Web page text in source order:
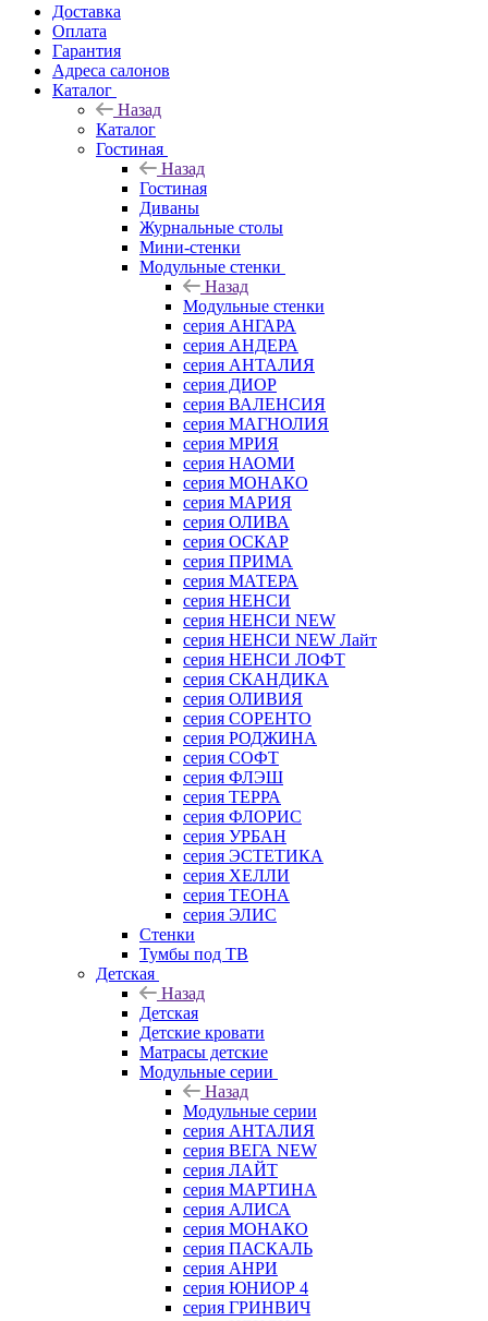
Доставка
Оплата
Гарантия
Адреса салонов
Каталог
Назад
Каталог
Гостиная
Назад
Гостиная
Диваны
Журнальные столы
Мини-стенки
Модульные стенки
Назад
Модульные стенки
серия АНГАРА
серия АНДЕРА
серия АНТАЛИЯ
серия ДИОР
серия ВАЛЕНСИЯ
серия МАГНОЛИЯ
серия МРИЯ
серия НАОМИ
серия МОНАКО
серия МАРИЯ
серия ОЛИВА
серия ОСКАР
серия ПРИМА
серия МАТЕРА
серия НЕНСИ
серия НЕНСИ NEW
серия НЕНСИ NEW Лайт
серия НЕНСИ ЛОФТ
серия СКАНДИКА
серия ОЛИВИЯ
серия СОРЕНТО
серия РОДЖИНА
серия СОФТ
серия ФЛЭШ
серия ТЕРРА
серия ФЛОРИС
серия УРБАН
серия ЭСТЕТИКА
серия ХЕЛЛИ
серия ТЕОНА
серия ЭЛИС
Стенки
Тумбы под ТВ
Детская
Назад
Детская
Детские кровати
Матрасы детские
Модульные серии
Назад
Модульные серии
серия АНТАЛИЯ
серия ВЕГА NEW
серия ЛАЙТ
серия МАРТИНА
серия АЛИСА
серия МОНАКО
серия ПАСКАЛЬ
серия АНРИ
серия ЮНИОР 4
серия ГРИНВИЧ